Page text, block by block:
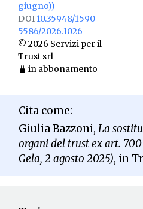
giugno))
DOI 10.35948/1590-
5586/2026.1026
© 2026 Servizi per il
Trust srl
in abbonamento
Cita come:
Giulia Bazzoni, La
organi del trustexart. 700
Gela, 2 agosto 2025), in